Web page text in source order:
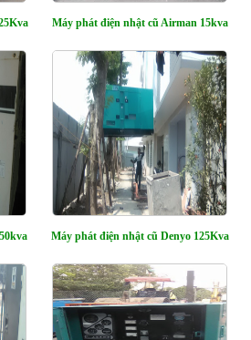
Máy phát điện nhật cũ Airman 15kva
Máy phát điện nhật cũ Denyo 125Kva